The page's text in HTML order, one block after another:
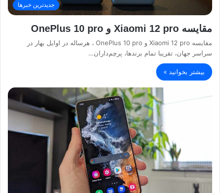
جدیدترین خبرها
مقایسه Xiaomi 12 pro و OnePlus 10 pro
مقایسه Xiaomi 12 pro و OnePlus 10 pro ، هرساله در اوایل بهار در
سراسر جهان، تقریبا تمام برند‌ها، پرچم‌داران…
بیشتر بخوانید »